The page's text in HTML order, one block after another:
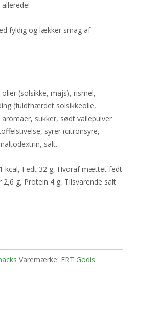
fyldig og lækker smag af
(solsikke, majs), rismel,
(fuldthærdet solsikkeolie,
aromaer, sukker, sødt vallepulver
syrer (citronsyre,
salt.
kcal, Fedt 32 g, Hvoraf mættet fedt
g, Protein 4 g, Tilsvarende salt
Varemærke: ERT Godis